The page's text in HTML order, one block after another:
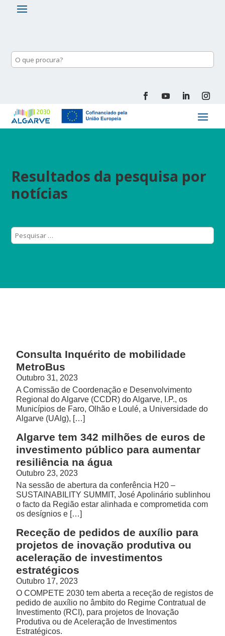
Resultados da pesquisa por
notícias
Consulta Inquérito de mobilidade
MetroBus
Outubro 31, 2023
A Comissão de Coordenação e Desenvolvimento
Regional do Algarve (CCDR) do Algarve, I.P., os
Municípios de Faro, Olhão e Loulé, a Universidade do
Algarve (UAlg), […]
Algarve tem 342 milhões de euros de
investimento público para aumentar
resiliência na água
Outubro 23, 2023
Na sessão de abertura da conferência H20 –
SUSTAINABILITY SUMMIT, José Apolinário sublinhou
o facto da Região estar alinhada e comprometida com
os desígnios e […]
Receção de pedidos de auxílio para
projetos de inovação produtiva ou
aceleração de investimentos
estratégicos
Outubro 17, 2023
O COMPETE 2030 tem aberta a receção de registos de
pedido de auxílio no âmbito do Regime Contratual de
Investimento (RCI), para projetos de Inovação
Produtiva ou de Aceleração de Investimentos
Estratégicos.